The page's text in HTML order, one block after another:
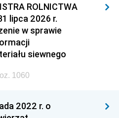
ROLNICTWA
lipca 2026 r.
w sprawie
siewnego
1060
2022 r. o